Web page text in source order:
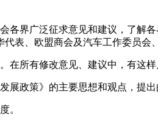
各界广泛征求意见和建议，了
表、欧盟商会及汽车工作委员会
在所有修改意见、建议中，有这样
展政策》的主要思想和观点，提出
。